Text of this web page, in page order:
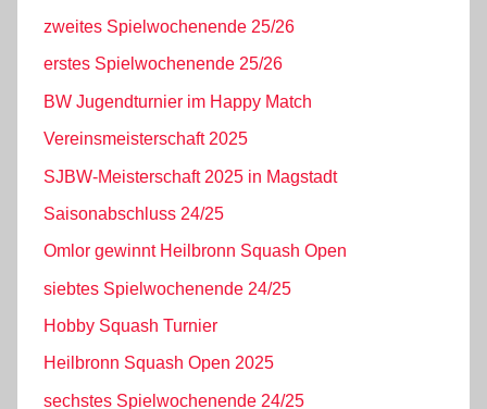
zweites Spielwochenende 25/26
erstes Spielwochenende 25/26
BW Jugendturnier im Happy Match
Vereinsmeisterschaft 2025
SJBW-Meisterschaft 2025 in Magstadt
Saisonabschluss 24/25
Omlor gewinnt Heilbronn Squash Open
siebtes Spielwochenende 24/25
Hobby Squash Turnier
Heilbronn Squash Open 2025
sechstes Spielwochenende 24/25